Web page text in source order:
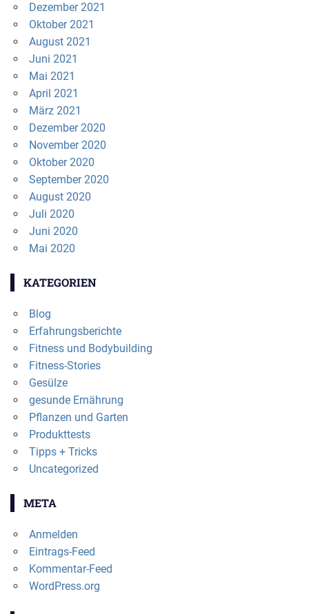
Dezember 2021
Oktober 2021
August 2021
Juni 2021
Mai 2021
April 2021
März 2021
Dezember 2020
November 2020
Oktober 2020
September 2020
August 2020
Juli 2020
Juni 2020
Mai 2020
KATEGORIEN
Blog
Erfahrungsberichte
Fitness und Bodybuilding
Fitness-Stories
Gesülze
gesunde Ernährung
Pflanzen und Garten
Produkttests
Tipps + Tricks
Uncategorized
META
Anmelden
Eintrags-Feed
Kommentar-Feed
WordPress.org